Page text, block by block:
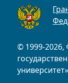
© 1999-
университет»